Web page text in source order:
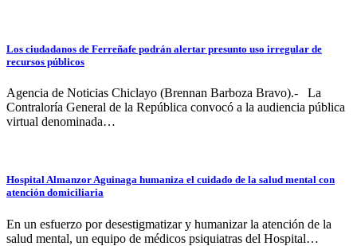
Los ciudadanos de Ferreñafe podrán alertar presunto uso irregular de
recursos públicos
Agencia de Noticias Chiclayo (Brennan Barboza Bravo).- La
Contraloría General de la República convocó a la audiencia pública
virtual denominada…
Hospital Almanzor Aguinaga humaniza el cuidado de la salud mental con
atención domiciliaria
En un esfuerzo por desestigmatizar y humanizar la atención de la
salud mental, un equipo de médicos psiquiatras del Hospital…